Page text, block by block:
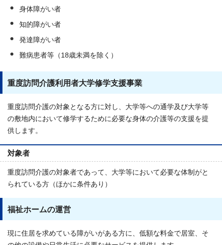
身体障がい者
知的障がい者
発達障がい者
難病患者等（18歳未満を除く）
重度訪問介護利用者大学修学支援事業
重度訪問介護の対象となる方に対し、大学等への通学及び大学等
の敷地内において修学するために必要な身体の介護等の支援を提
供します。
対象者
重度訪問介護の対象者であって、大学等において必要な体制がと
られている方（ほかに条件あり）
福祉ホームの運営
現に住居を求めている障がいがある方に、低額な料金で居室、そ